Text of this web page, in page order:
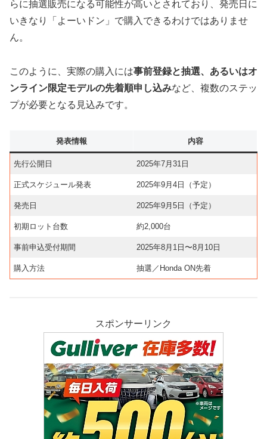
らに抽選販売になる可能性が高いとされており、発売日に
いきなり「よーいドン」で購入できるわけではありませ
ん。
このように、実際の購入には事前登録と抽選、あるいはオ
ンライン限定モデルの先着順申し込みなど、複数のステッ
プが必要となる見込みです。
発表情報 内容
先行公開日 2025年7月31日
正式スケジュール発表 2025年9月4日（予定）
発売日 2025年9月5日（予定）
初期ロット台数 約2,000台
事前申込受付期間 2025年8月1日〜8月10日
購入方法 抽選／Honda ON先着
スポンサーリンク